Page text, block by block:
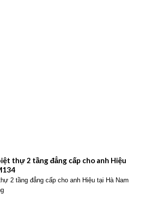
thự 2 tầng đẳng cấp cho anh Hiệu
2 tầng đẳng cấp cho anh Hiệu tại Hà Nam